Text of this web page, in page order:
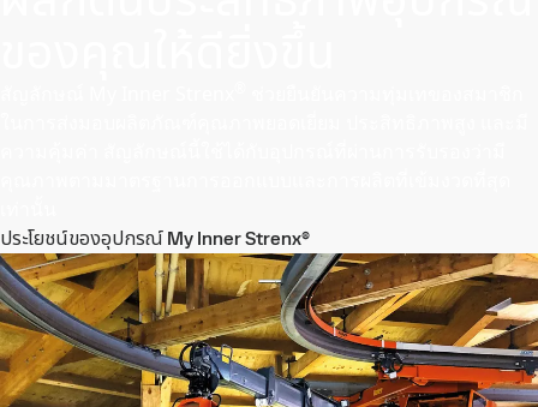
ประโยชน์ของอุปกรณ์ My Inner Strenx®